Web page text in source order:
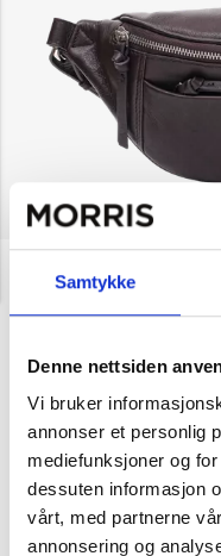
Samtykke
Denne nettsiden
Vi bruker
annonser et personlig
mediefunksjoner og
dessuten informasjon
vårt, med partnerne
annonsering og
Vittoria bumbag
1